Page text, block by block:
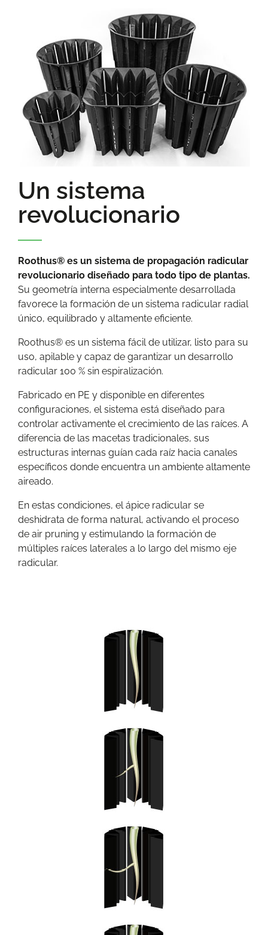
Un sistema
revolucionario
Roothus® es un sistema de propagación radicular
revolucionario diseñado para todo tipo de plantas.
Su geometría interna especialmente desarrollada
favorece la formación de un sistema radicular radial
único, equilibrado y altamente eficiente.
Roothus® es un sistema fácil de utilizar, listo para su
uso, apilable y capaz de garantizar un desarrollo
radicular 100 % sin espiralización.
Fabricado en PE y disponible en diferentes
configuraciones, el sistema está diseñado para
controlar activamente el crecimiento de las raíces. A
diferencia de las macetas tradicionales, sus
estructuras internas guían cada raíz hacia canales
específicos donde encuentra un ambiente altamente
aireado.
En estas condiciones, el ápice radicular se
deshidrata de forma natural, activando el proceso
de air pruning y estimulando la formación de
múltiples raíces laterales a lo largo del mismo eje
radicular.